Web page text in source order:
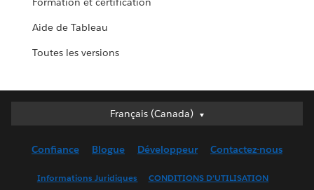
Aide de Tableau
Toutes les versions
Français (Canada)
Français (Canada)
English (UK)
Confiance Blogue Développeur Contactez-nous
Informations Juridiques CONDITIONS D’UTILISATION